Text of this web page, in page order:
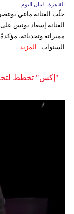
القاهرة ـ لبنان اليوم
حلّت الفنانة ماغي
مميزاته وتحدياته،
السنوات...
المزيد
"إكس" تخطط